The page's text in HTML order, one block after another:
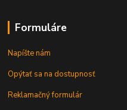
Formuláre
Napíšte nám
Opýtať sa na dostupnosť
Reklamačný formulár